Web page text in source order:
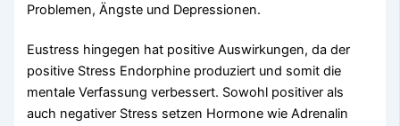
Problemen, Ängste und Depressionen.
Eustress hingegen hat positive Auswirkungen, da der
positive Stress Endorphine produziert und somit die
mentale Verfassung verbessert. Sowohl positiver als
auch negativer Stress setzen Hormone wie Adrenalin